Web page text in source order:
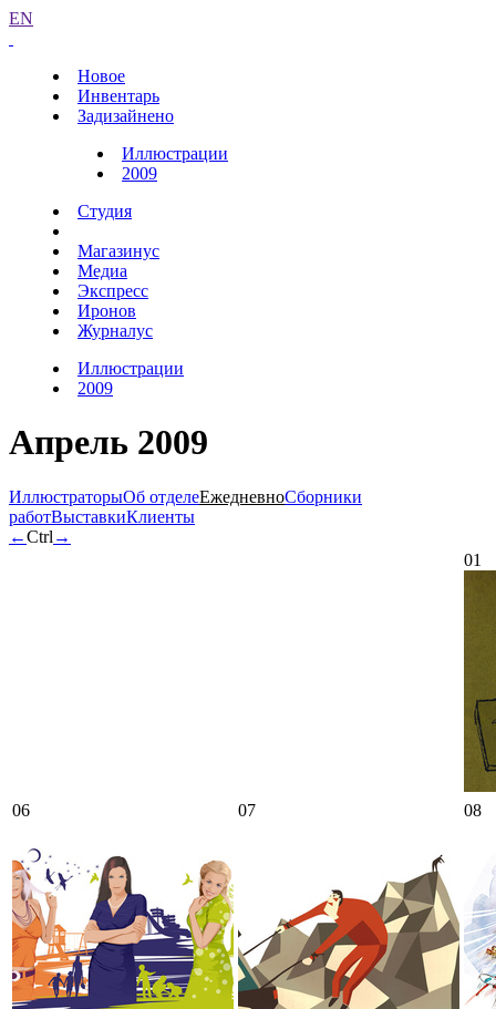
EN
Новое
Инвентарь
Задизайнено
Иллюстрации
2009
Студия
Магазинус
Медиа
Экспресс
Иронов
Журналус
Иллюстрации
2009
Апрель 2009
ИллюстраторыОб отделеЕжедневноСборники
работВыставкиКлиенты
←Ctrl →
01
06 07 08